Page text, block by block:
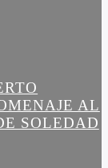
AL
SOLEDAD